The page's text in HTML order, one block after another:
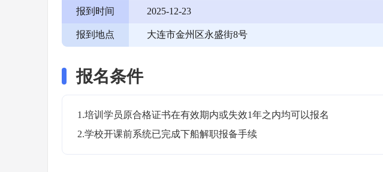
报到时间 2025-12-23
报到地点 大连市金州区永盛街8号
报名条件
1.培训学员原合格证书在有效期内或失效1年之内均可以报名
2.学校开课前系统已完成下船解职报备手续